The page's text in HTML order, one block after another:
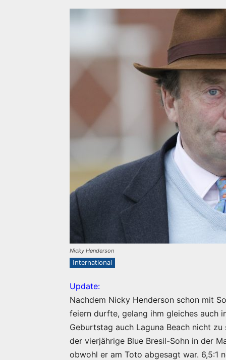
Nicky Henderson
International
Update:
Nachdem Nicky Henderson schon mit
feiern durfte, gelang ihm gleiches auch
Geburtstag auch Laguna Beach nicht
der vierjährige Blue Bresil-Sohn in der
obwohl er am Toto abgesagt war. 6,5:1